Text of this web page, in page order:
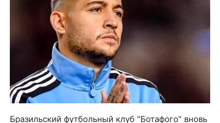
Бразильский футбольный клуб "Ботафого" вновь